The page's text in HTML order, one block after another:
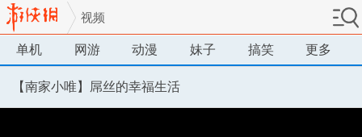
视频
单机 网游 动漫 妹子 搞笑 更多
【南家小唯】屌丝的幸福生活